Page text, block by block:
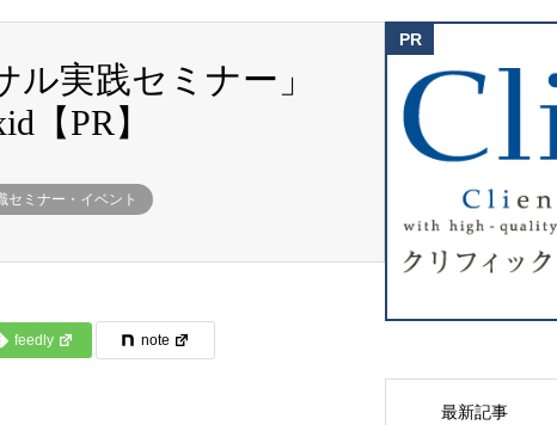
ル実践セミナー」
【PR】
セミナー・イベント
feedly note
最新記事